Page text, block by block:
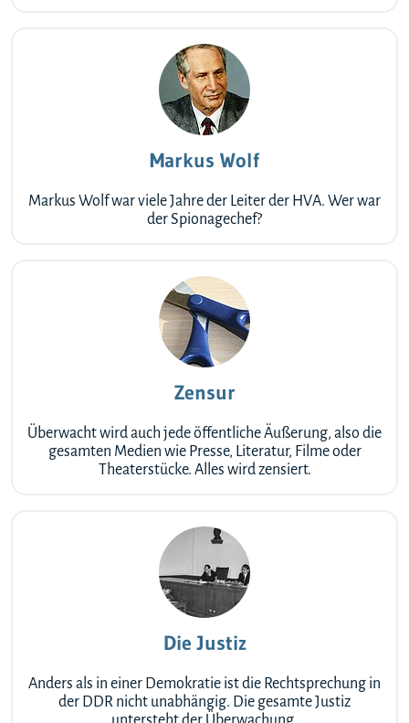
Markus Wolf
Markus Wolf war viele Jahre der Leiter der HVA. Wer war
der Spionagechef?
Zensur
Überwacht wird auch jede öffentliche Äußerung, also die
gesamten Medien wie Presse, Literatur, Filme oder
Theaterstücke. Alles wird zensiert.
Die Justiz
Anders als in einer Demokratie ist die Rechtsprechung in
der DDR nicht unabhängig. Die gesamte Justiz